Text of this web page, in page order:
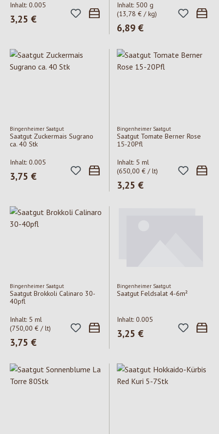
Inhalt: 0.005
Regulärer Preis:
3,25 €
Inhalt: 500 g
(13,78 € / kg)
Regulärer Preis:
6,89 €
Bingenheimer Saatgut
Saatgut Zuckermais Sugrano
ca. 40 Stk
Inhalt: 0.005
Regulärer Preis:
3,75 €
Bingenheimer Saatgut
Saatgut Tomate Berner Rose
15-20Pfl
Inhalt: 5 ml
(650,00 € / lt)
Regulärer Preis:
3,25 €
Bingenheimer Saatgut
Saatgut Brokkoli Calinaro 30-
40pfl
Inhalt: 5 ml
(750,00 € / lt)
Regulärer Preis:
3,75 €
Bingenheimer Saatgut
Saatgut Feldsalat 4-6m²
Inhalt: 0.005
Regulärer Preis:
3,25 €